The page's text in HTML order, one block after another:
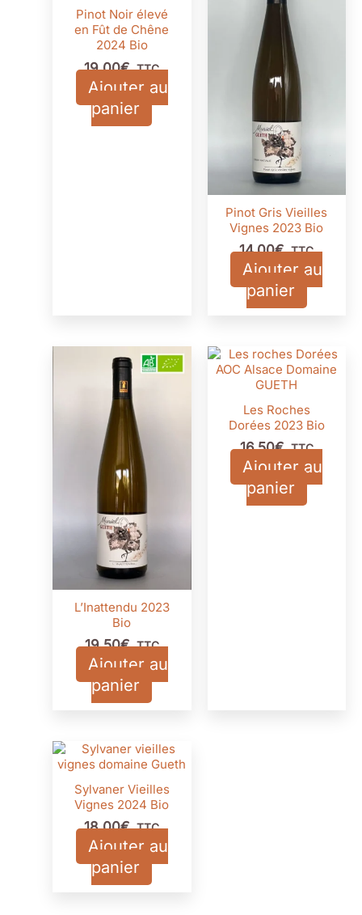
Pinot Noir élevé
en Fût de Chêne
2024 Bio
19,00€ TTC
Ajouter au
panier
Pinot Gris Vieilles
Vignes 2023 Bio
14,00€ TTC
Ajouter au
panier
L’Inattendu 2023
Bio
19,50€ TTC
Ajouter au
panier
Les Roches
Dorées 2023 Bio
16,50€ TTC
Ajouter au
panier
Sylvaner Vieilles
Vignes 2024 Bio
18,00€ TTC
Ajouter au
panier